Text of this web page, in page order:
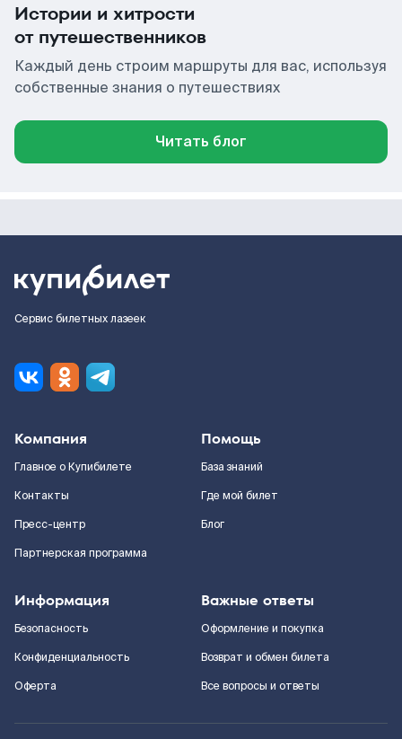
Истории и хитрости
от путешественников
Каждый день строим маршруты для вас, используя
собственные знания о путешествиях
Читать блог
Сервис билетных лазеек
Компания
Главное о Купибилете
Контакты
Пресс-центр
Партнерская программа
Помощь
База знаний
Где мой билет
Блог
Информация
Безопасность
Конфиденциальность
Оферта
Важные ответы
Оформление и покупка
Возврат и обмен билета
Все вопросы и ответы